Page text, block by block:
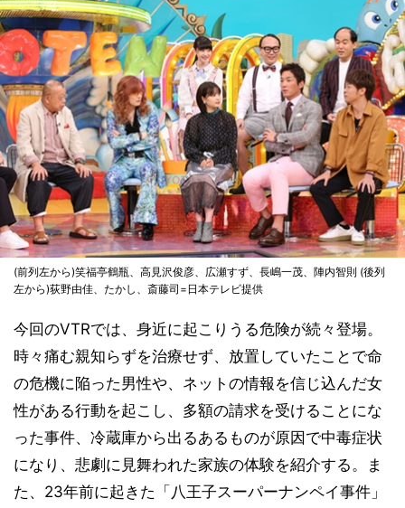
(前列左から)笑福亭鶴瓶、高見沢俊彦、広瀬すず、長嶋一茂、陣内智則 (後列
左から)荻野由佳、たかし、斎藤司=日本テレビ提供
今回のVTRでは、身近に起こりうる危険が続々登場。
時々痛む親知らずを治療せず、放置していたことで命
の危機に陥った男性や、ネットの情報を信じ込んだ女
性がある行動を起こし、多額の請求を受けることにな
った事件、冷蔵庫から出るあるものが原因で中毒症状
になり、悲劇に見舞われた家族の体験を紹介する。ま
た、23年前に起きた「八王子スーパーナンペイ事件」